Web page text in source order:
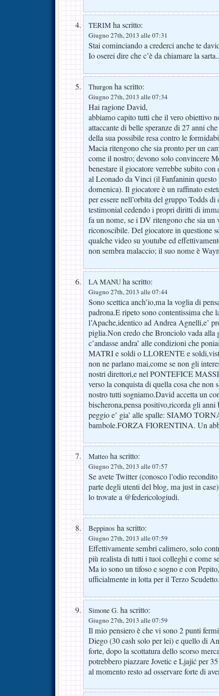
TERIM ha scritto:
Giugno 27th, 2013 alle 07:31
Stai cominciando a crederci anche te
Io oserei dire che c’è da chiamare la sarta..
Thurgon ha scritto:
Giugno 27th, 2013 alle 07:34
Hai ragione David,
abbiamo capito tutti che il vero obiettivo
attaccante di belle speranze di 27 anni
della sua possibile resa contro le
Macia ritengono che sia pronto per un
come il nostro; devono solo convincere
benestare il giocatore verrebbe subito
al Leonado da Vinci (il Fanfaninin
domenica). Il giocatore è un raffinato
per essere nell’orbita del gruppo Todds
testimonial cedendo i propri diritti di
fa un nome, se i DV ritengono che sia un
riconoscibile. Del giocatore in questione
qualche video su youtube ed
non sembra malaccio; il suo nome è
LA MANU ha scritto:
Giugno 27th, 2013 alle 07:44
Sono scettica anch’io,ma la voglia di
padrona.E ripeto sono contentissima che
l’Apache,identico ad Andrea Agnelli,e’
piglia.Non credo che Bronciolo vada alla
c’andasse andra’ alle condizioni che
MATRI e soldi o LLORENTE e
non ne parlano mai,come se non gli
nostri direttori,e nel PONTEFICE
verso la conquista di quella cosa che non
nostro tutti sogniamo.David accetta un
bischerona,pensa positivo,ricorda gli anni
peggio e’ gia’ alle spalle: SIAMO
bambole.FORZA FIORENTINA. Un
Matteo ha scritto:
Giugno 27th, 2013 alle 07:57
Se avete Twitter (conosco l’odio
parte degli utenti del blog, ma just in
lo trovate a @federicologiudi.
Beppinos ha scritto:
Giugno 27th, 2013 alle 07:59
Effettivamente sembri calimero, solo
più realista di tutti i tuoi colleghi e come
Ma io sono un tifoso e sogno e con
ufficialmente in lotta per il Terzo Scudetto.
Simone G. ha scritto:
Giugno 27th, 2013 alle 07:59
Il mio pensiero è che vi sono 2 punti
Diego (30 cash solo per lei) e quello di
forte, dopo la scottatura dello scorso
potrebbero piazzare Jovetic e Ljajić per
al momento resto ad osservare forte di